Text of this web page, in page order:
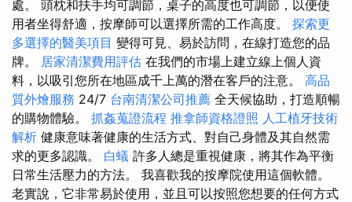
處。 頭枕和扶手均可調節，桌子的高度也可調節，以便使
用者坐得舒適，按摩師可以選擇所需的工作高度。 探索更
多選擇的醫美項目 變得可見、易於訪問，在線打造您的品
牌。 居家清潔費用評估 在我們的市場上建立線上個人資
料，以吸引您所在地區成千上萬的潛在客戶的注意。 高品
質外燴服務 24/7 台南清潔公司推薦 全天候協助，打造順暢
的購物體驗。 抓姦蒐證流程 推拿師資格證照 人工植牙技術
解析 健康意味著健康的生活方式、對自己身體及其自然需
求的更多認識。 白蟻 許多人總是重視健康，將其作為平衡
日常生活壓力的方法。 我喜歡我的按摩院使用這個軟體。
老實說，它非常易於使用，並且可以按照您想要的任何方式